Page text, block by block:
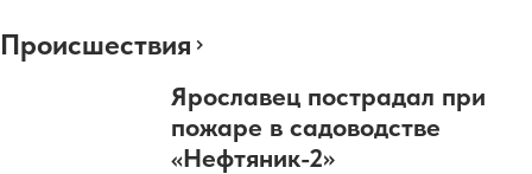
Происшествия
Ярославец пострадал при
пожаре в садоводстве
«Нефтяник-2»